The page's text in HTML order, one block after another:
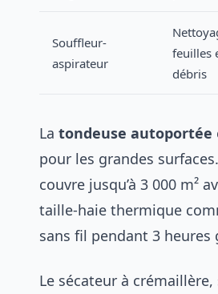
Souffleur-
aspirateur
feuilles
débris
La tondeuse autoportée
pour les grandes
couvre jusqu’à 3 000 m²
taille-haie thermique
sans fil pendant 3
Le sécateur à